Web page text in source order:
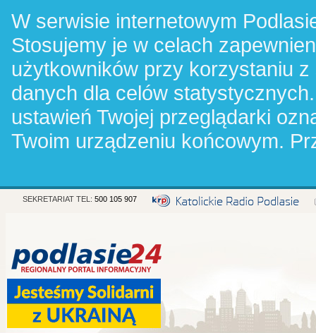
W serwisie internetowym
Stosujemy je w celach
użytkowników przy korzystaniu
danych dla celów
ustawień Twojej przeglądarki
Twoim urządzeniu końcowym.
SEKRETARIAT TEL: 500 105 907